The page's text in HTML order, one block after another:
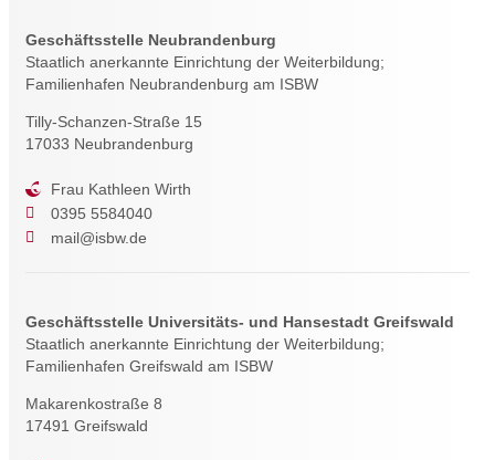
Geschäftsstelle Neubrandenburg
Staatlich anerkannte Einrichtung der Weiterbildung;
Familienhafen Neubrandenburg am ISBW
Tilly-Schanzen-Straße 15
17033 Neubrandenburg
Frau Kathleen Wirth
0395 5584040
mail@isbw.de
Geschäftsstelle Universitäts- und Hansestadt Greifswald
Staatlich anerkannte Einrichtung der Weiterbildung;
Familienhafen Greifswald am ISBW
Makarenkostraße 8
17491 Greifswald